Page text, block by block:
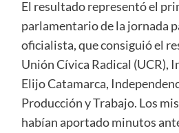
El resultado representó el
parlamentario de la jornada
oficialista, que consiguió el
Unión Cívica Radical (UCR),
Elijo Catamarca,
Producción y Trabajo. Los
habían aportado minutos